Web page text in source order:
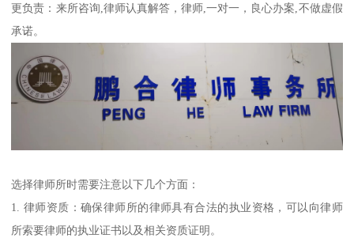
更负责：来所咨询,律师认真解答，律师,一对一，良心办案,不做虚假
承诺。
选择律师所时需要注意以下几个方面：
1. 律师资质：确保律师所的律师具有合法的执业资格，可以向律师
所索要律师的执业证书以及相关资质证明。